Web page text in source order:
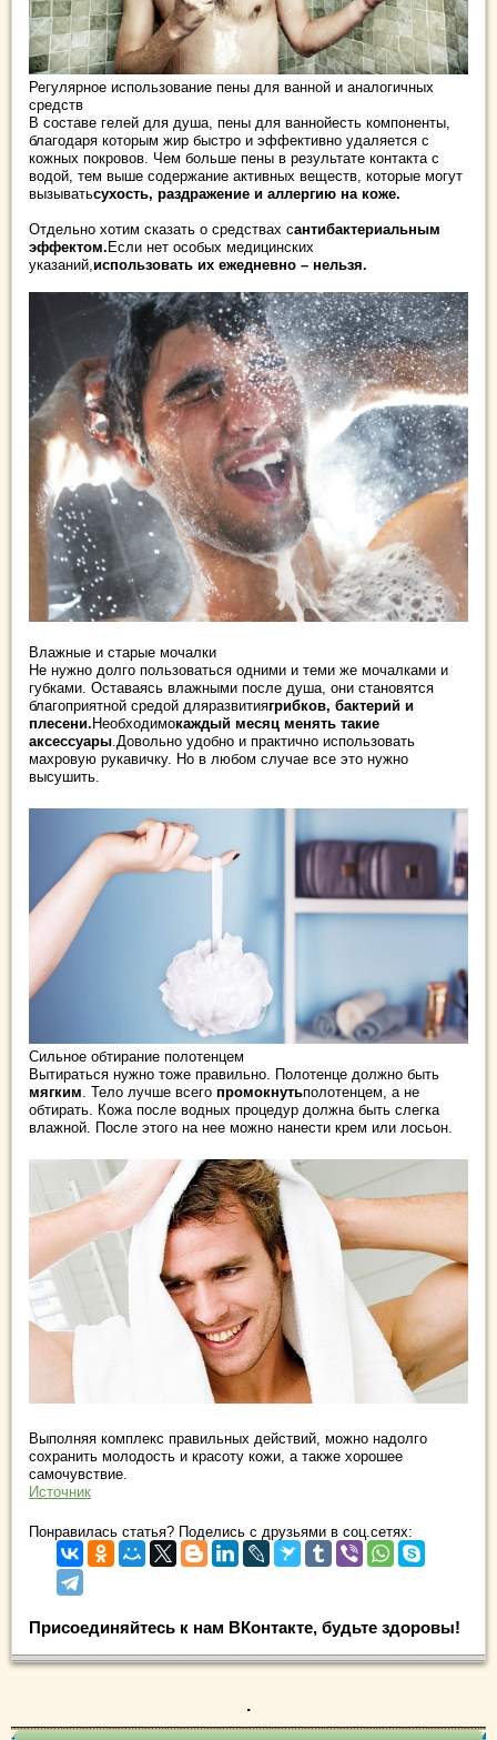
Регулярное использование пены для ванной и аналогичных
средств
В составе гелей для душа, пены для ваннойесть компоненты,
благодаря которым жир быстро и эффективно удаляется с
кожных покровов. Чем больше пены в результате контакта с
водой, тем выше содержание активных веществ, которые могут
вызыватьсухость, раздражение и аллергию на коже.
Отдельно хотим сказать о средствах сантибактериальным
эффектом.Если нет особых медицинских
указаний, использовать их ежедневно – нельзя.
Влажные и старые мочалки
Не нужно долго пользоваться одними и теми же мочалками и
губками. Оставаясь влажными после душа, они становятся
благоприятной средой дляразвитиягрибков, бактерий и
плесени.Необходимокаждый месяц менять такие
аксессуары .Довольно удобно и практично использовать
махровую рукавичку. Но в любом случае все это нужно
высушить.
Сильное обтирание полотенцем
Вытираться нужно тоже правильно. Полотенце должно быть
мягким . Тело лучше всего промокнутьполотенцем, а не
обтирать. Кожа после водных процедур должна быть слегка
влажной. После этого на нее можно нанести крем или лосьон.
Выполняя комплекс правильных действий, можно надолго
сохранить молодость и красоту кожи, а также хорошее
самочувствие.
Источник
Понравилась статья? Поделись с друзьями в соц.сетях:
Присоединяйтесь к нам ВКонтакте, будьте здоровы!
.